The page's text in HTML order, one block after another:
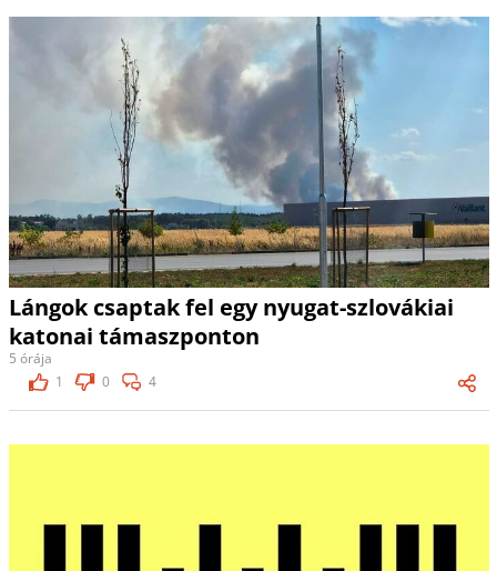
Lángok csaptak fel egy nyugat-szlovákiai
katonai támaszponton
5 órája
1
0 4